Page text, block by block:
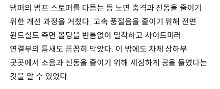
댐퍼의 범프 스토퍼를 다듬는 등 노면 충격과 진동을 줄이기
위한 개선 과정을 거쳤다. 고속 풍절음을 줄이기 위해 전면
윈드실드 측면 몰딩을 빈틈없이 밀착하고 사이드미러
연결부의 틈새도 꼼꼼히 막았다. 이 밖에도 차체 상하부
곳곳에서 소음과 진동을 줄이기 위해 세심하게 공을 들였다는
것을 알 수 있었다.